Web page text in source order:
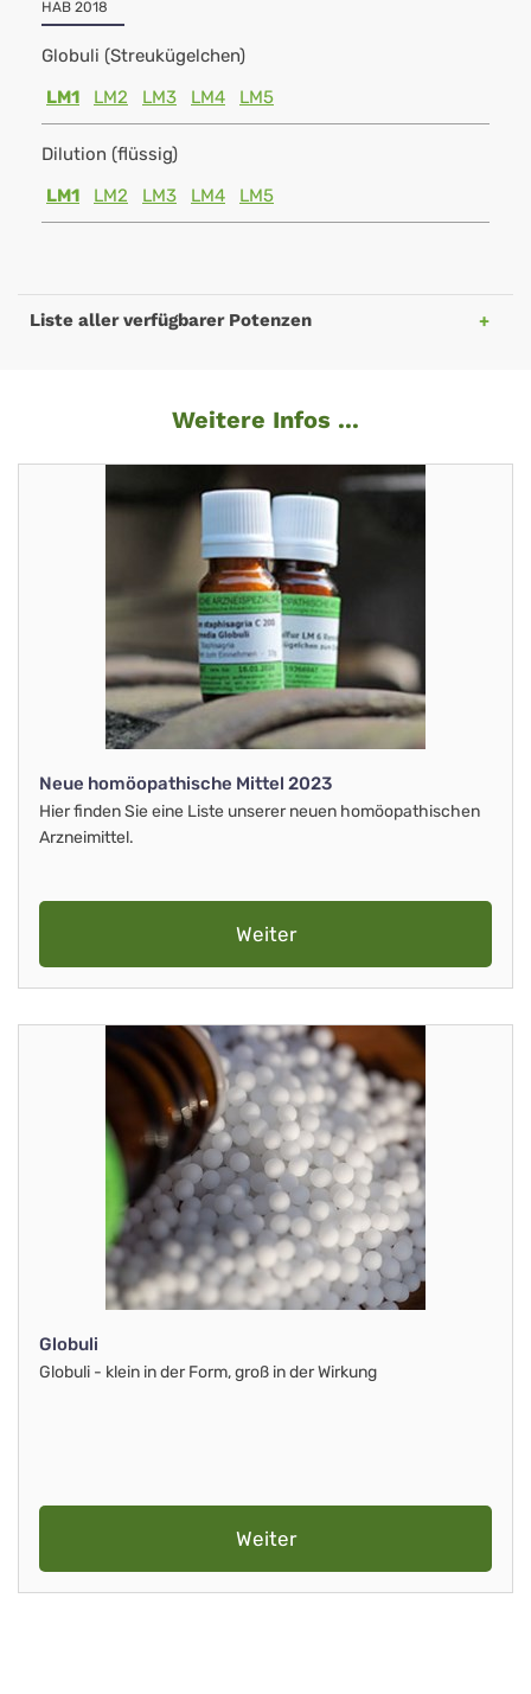
HAB 2018
Globuli (Streukügelchen)
LM1
LM2 LM3 LM4 LM5
Dilution (flüssig)
LM1
LM2 LM3 LM4 LM5
Liste aller verfügbarer Potenzen
Weitere Infos ...
Neue homöopathische Mittel 2023
Hier finden Sie eine Liste unserer neuen homöopathischen
Arzneimittel.
Weiter
Globuli
Globuli - klein in der Form, groß in der Wirkung
Weiter